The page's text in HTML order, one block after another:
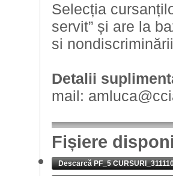
Selecția
servit” și are la
si
Detalii
mail:
Fișiere
Descarcă PF_5